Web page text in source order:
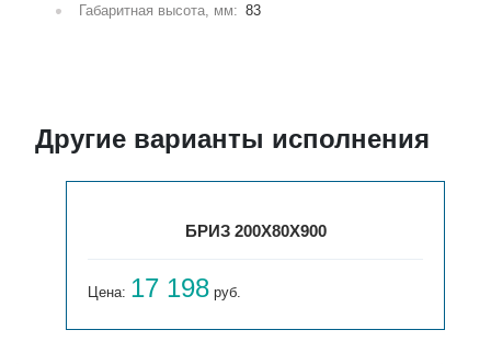
Габаритная высота, мм: 83
Другие варианты исполнения
БРИЗ 200Х80Х900
Цена:17 198руб.